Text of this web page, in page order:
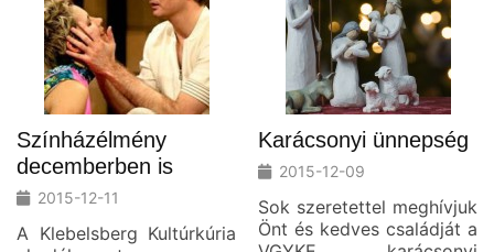
Színházélmény
decemberben is
2015-12-11
A Klebelsberg Kultúrkúria
Karácsonyi ünnepség
2015-12-09
Sok szeretettel meghívjuk
Önt és kedves családját a